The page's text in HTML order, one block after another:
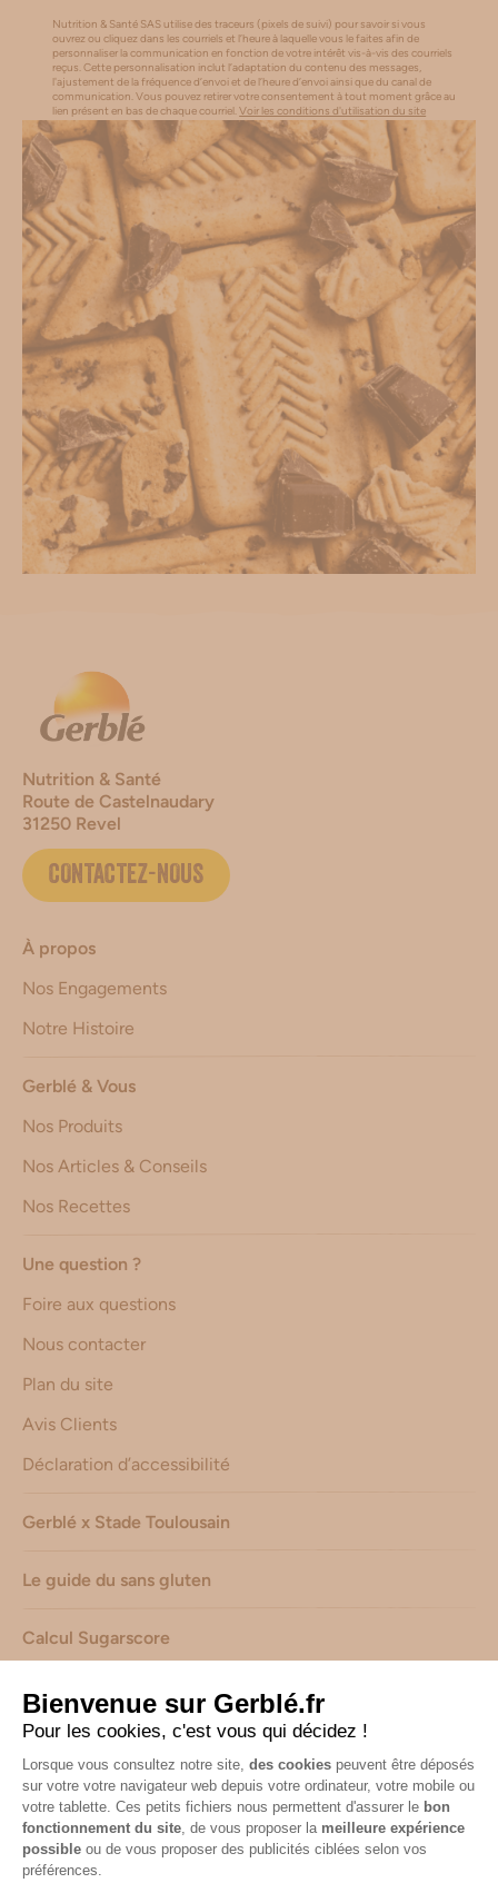
Nutrition & Santé SAS utilise des traceurs (pixels de suivi) pour savoir si vous
ouvrez ou cliquez dans les courriels et l’heure à laquelle vous le faites afin de
personnaliser la communication en fonction de votre intérêt vis-à-vis des courriels
reçus. Cette personnalisation inclut l’adaptation du contenu des messages,
l'ajustement de la fréquence d’envoi et de l’heure d’envoi ainsi que du canal de
communication. Vous pouvez retirer votre consentement à tout moment grâce au
lien présent en bas de chaque courriel.Voir les conditions d'utilisation du site
Nutrition & Santé
Route de Castelnaudary
31250 Revel
CONTACTEZ-NOUS
À propos
Nos Engagements
Notre Histoire
Gerblé & Vous
Nos Produits
Nos Articles & Conseils
Nos Recettes
Une question ?
Foire aux questions
Nous contacter
Plan du site
Avis Clients
Déclaration d’accessibilité
Gerblé x Stade Toulousain
Le guide du sans gluten
Calcul Sugarscore
Suivez-nous sur les réseaux !